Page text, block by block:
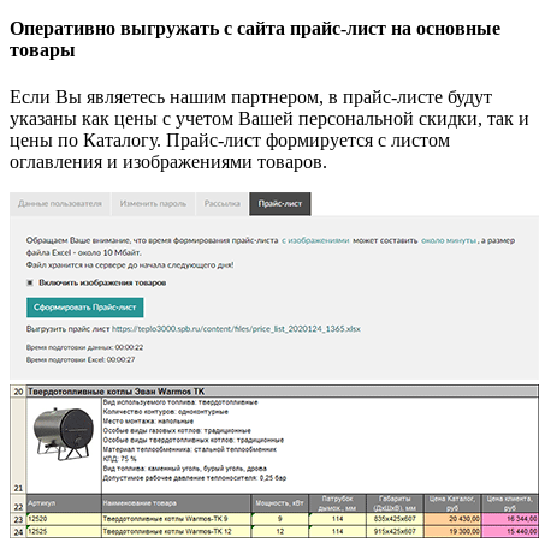
Оперативно выгружать с сайта прайс-лист на основные
товары
Если Вы являетесь нашим партнером, в прайс-листе будут
указаны как цены с учетом Вашей персональной скидки, так и
цены по Каталогу. Прайс-лист формируется с листом
оглавления и изображениями товаров.